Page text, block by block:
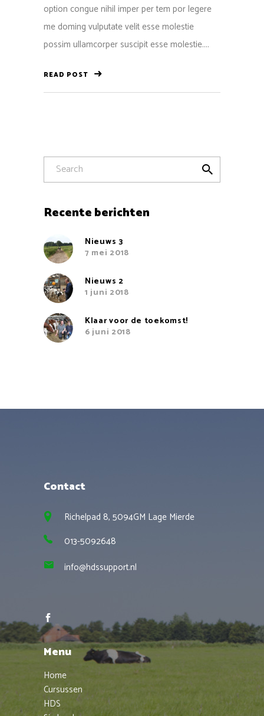
option congue nihil imper per tem por legere
me doming vulputate velit esse molestie
possim ullamcorper suscipit esse molestie....
READ POST
Recente berichten
Nieuws 3
7 mei 2018
Nieuws 2
1 juni 2018
Klaar voor de toekomst!
6 juni 2018
Contact
Richelpad 8, 5094GM Lage Mierde
013-5092648
info@hdssupport.nl
Menu
Home
Cursussen
HDS